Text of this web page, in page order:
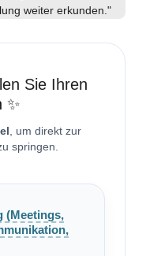
weiter erkunden."
Sie Ihren
✨
, um direkt zur
springen.
(Meetings,